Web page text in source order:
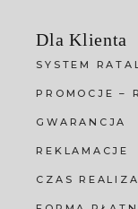
Dla Klienta
SYSTEM
PROMOCJE –
GWARANCJA
REKLAMACJE
CZAS